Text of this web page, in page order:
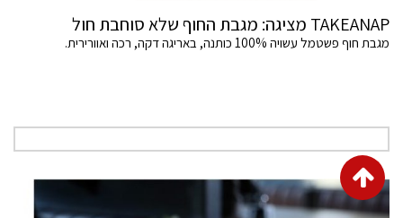
TAKEANAP מציגה: מגבת החוף שלא סוחבת חול
מגבת חוף פשטמל עשויה 100% כותנה, באריגה דקה, רכה ואוורירית.
גלילה
לראש